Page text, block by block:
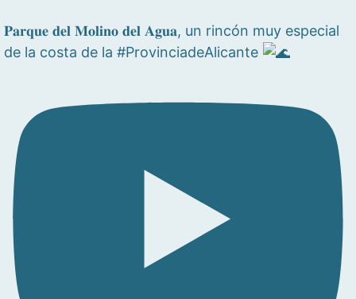
𝐏𝐚𝐫𝐪𝐮𝐞 𝐝𝐞𝐥 𝐌𝐨𝐥𝐢𝐧𝐨 𝐝𝐞𝐥 𝐀𝐠𝐮𝐚, un rincón muy especial
de la costa de la #ProvinciadeAlicante